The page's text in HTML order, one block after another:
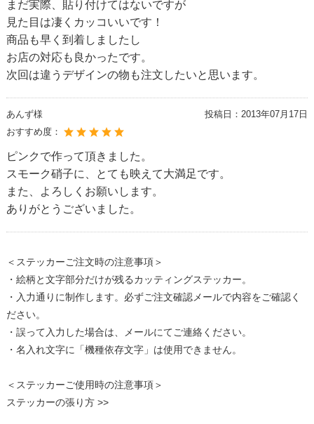
まだ実際、貼り付けてはないですが
見た目は凄くカッコいいです！
商品も早く到着しましたし
お店の対応も良かったです。
次回は違うデザインの物も注文したいと思います。
あんず様 投稿日： 2013年07月17日
おすすめ度：
ピンクで作って頂きました。
スモーク硝子に、とても映えて大満足です。
また、よろしくお願いします。
ありがとうございました。
＜ステッカーご注文時の注意事項＞
・絵柄と文字部分だけが残るカッティングステッカー。
・入力通りに制作します。必ずご注文確認メールで内容をご確認く
ださい。
・誤って入力した場合は、メールにてご連絡ください。
・名入れ文字に「機種依存文字」は使用できません。
＜ステッカーご使用時の注意事項＞
ステッカーの張り方 >>